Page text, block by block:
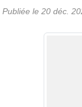
Publiée le 20 déc.